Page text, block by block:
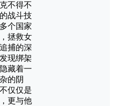
不得不
战斗技
个国家
拯救女
捕的深
现绑架
藏着一
的阴
仅仅是
更与他